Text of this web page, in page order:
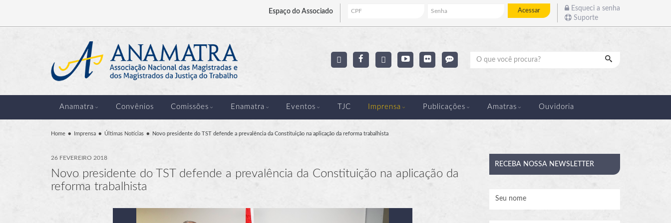
Espaço do Associado Acessar
Esqueci a senha
Suporte
Pesquisar
Anamatra Convênios Comissões Enamatra Eventos TJC Imprensa Publicações Amatras Ouvidoria
Home Imprensa Últimas Notícias Novo presidente do TST defende a prevalência da Constituição na aplicação da reforma trabalhista
26 FEVEREIRO 2018
Novo presidente do TST defende a prevalência da Constituição na aplicação da
reforma trabalhista
RECEBA NOSSA NEWSLETTER